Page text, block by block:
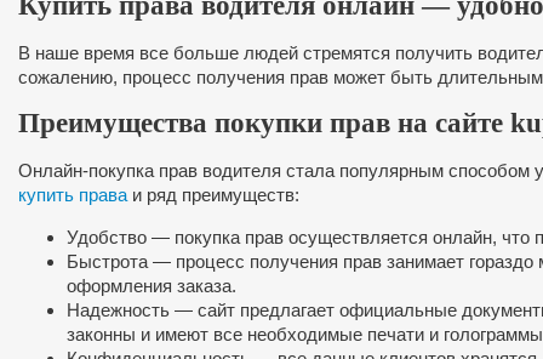
В наше время все больше людей стремятся получить
сожалению, процесс получения прав может быть
Преимущества покупки прав на сайте
Онлайн-покупка прав водителя стала популярным способом
купить права и ряд преимуществ:
Удобство — покупка прав осуществляется онлайн, что
Быстрота — процесс получения прав занимает
оформления заказа.
Надежность — сайт предлагает официальные
законны и имеют все необходимые печати и